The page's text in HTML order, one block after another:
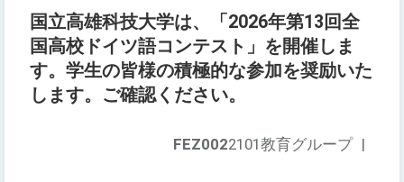
国立高雄科技大学は、「2026年第13回全
国高校ドイツ語コンテスト」を開催しま
す。学生の皆様の積極的な参加を奨励いた
します。ご確認ください。
FEZ0022101教育グループ |